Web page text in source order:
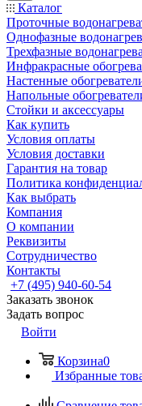
Каталог
Проточные
Однофазные
Трехфазные
Инфракрасные
Настенные
Напольные
Стойки и аксессуары
Как купить
Условия оплаты
Условия доставки
Гарантия на товар
Политика
Как выбрать
Компания
О компании
Реквизиты
Сотрудничество
Контакты
+7 (495) 940-60-54
Заказать звонок
Задать вопрос
Войти
Корзина0
Избранные